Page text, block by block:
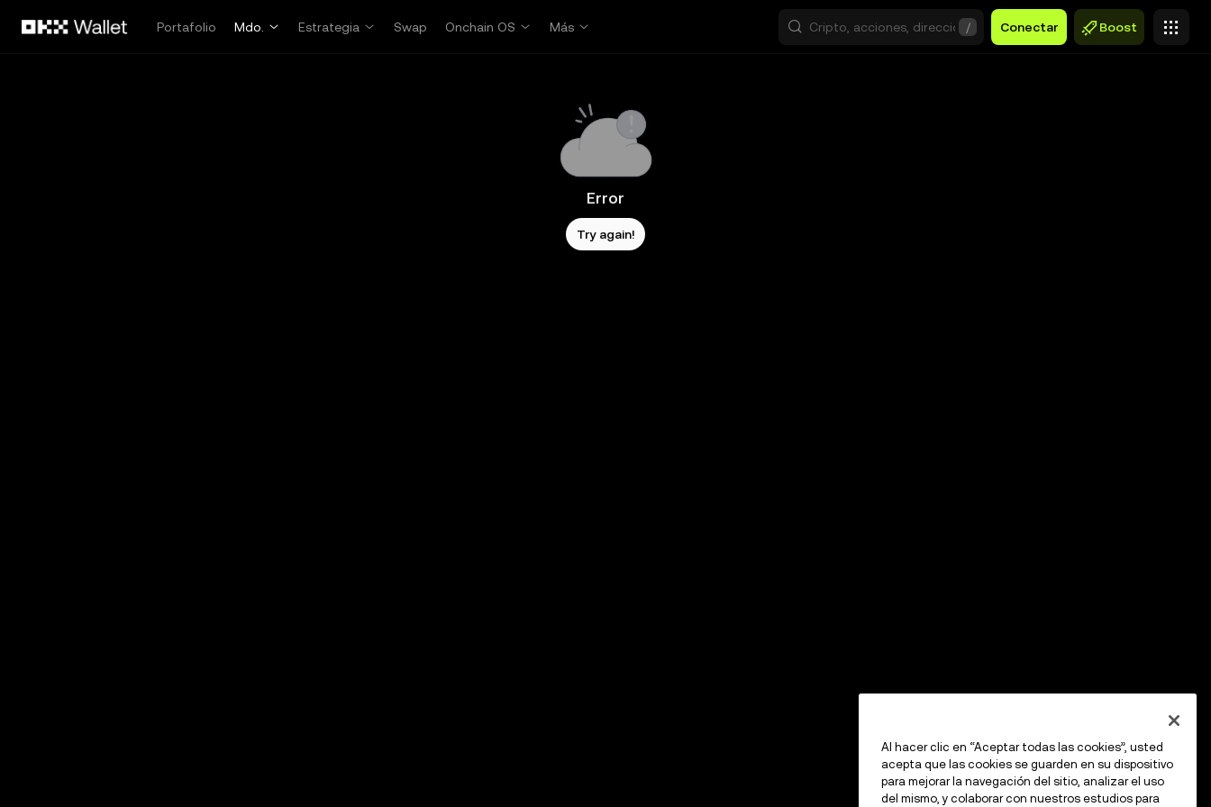
Portafolio
Mdo. Estrategia Swap Onchain OS Más / Conectar Boost
Error
Try again!
Al hacer clic en “Aceptar todas las cookies”, usted
acepta que las cookies se guarden en su dispositivo
para mejorar la navegación del sitio, analizar el uso
del mismo, y colaborar con nuestros estudios para